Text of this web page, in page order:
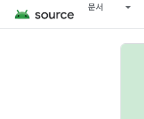
문서